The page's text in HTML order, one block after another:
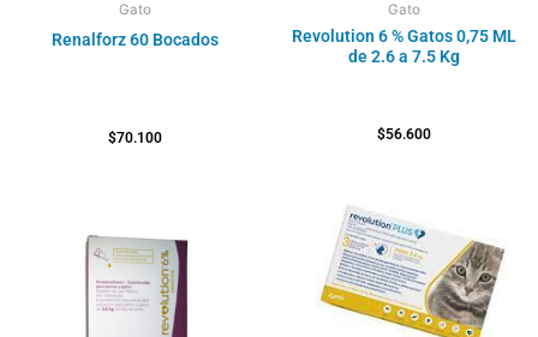
Gato
Renalforz 60 Bocados
$70.100
Gato
Revolution 6 % Gatos 0,75 ML
de 2.6 a 7.5 Kg
$56.600
precios:
desde
$151.400
hasta
$184.600